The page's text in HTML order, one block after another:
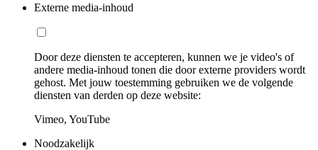
Externe media-inhoud
Door deze diensten te accepteren, kunnen we je video's of
andere media-inhoud tonen die door externe providers wordt
gehost. Met jouw toestemming gebruiken we de volgende
diensten van derden op deze website:
Vimeo, YouTube
Noodzakelijk